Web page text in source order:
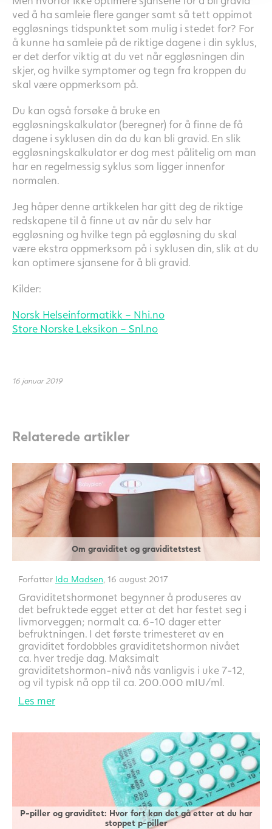
ved å ha samleie flere ganger samt så tett oppimot
eggløsnings tidspunktet som mulig i stedet for? For
å kunne ha samleie på de riktige dagene i din syklus,
er det derfor viktig at du vet når eggløsningen din
skjer, og hvilke symptomer og tegn fra kroppen du
skal være oppmerksom på.
Du kan også forsøke å bruke en
eggløsningskalkulator (beregner) for å finne de få
dagene i syklusen din da du kan bli gravid. En slik
eggløsningskalkulator er dog mest pålitelig om man
har en regelmessig syklus som ligger innenfor
normalen.
Jeg håper denne artikkelen har gitt deg de riktige
redskapene til å finne ut av når du selv har
eggløsning og hvilke tegn på eggløsning du skal
være ekstra oppmerksom på i syklusen din, slik at du
kan optimere sjansene for å bli gravid.
Kilder:
Norsk Helseinformatikk – Nhi.no
Store Norske Leksikon – Snl.no
16 januar 2019
Relaterede artikler
Om graviditet og graviditetstest
Forfatter Ida Madsen , 16 august 2017
Graviditetshormonet begynner å produseres av
det befruktede egget etter at det har festet seg i
livmorveggen; normalt ca. 6-10 dager etter
befruktningen. I det første trimesteret av en
graviditet fordobbles graviditetshormon nivået
ca. hver tredje dag. Maksimalt
graviditetshormon-nivå nås vanligvis i uke 7-12,
og vil typisk nå opp til ca. 200.000 mIU/ml.
Les mer
P-piller og graviditet: Hvor fort kan det gå etter at du har
stoppet p-piller